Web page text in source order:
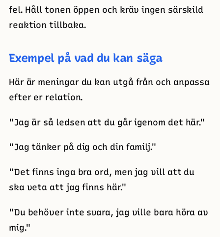
fel. Håll tonen öppen och kräv ingen särskild
reaktion tillbaka.
Exempel på vad du kan säga
Här är meningar du kan utgå från och anpassa
efter er relation.
"Jag är så ledsen att du går igenom det här."
"Jag tänker på dig och din familj."
"Det finns inga bra ord, men jag vill att du
ska veta att jag finns här."
"Du behöver inte svara, jag ville bara höra av
mig."